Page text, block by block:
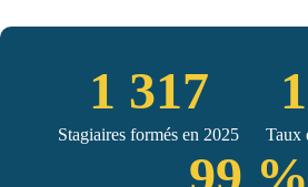
1 317
Stagiaires formés en 2025 Taux